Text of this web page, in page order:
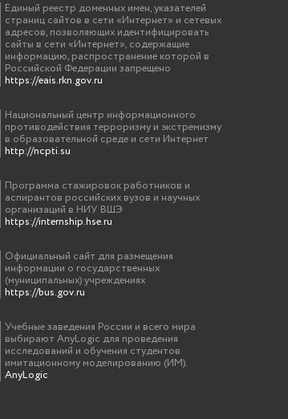
Единый реестр доменных имен, указателей
страниц сайтов в сети «Интернет» и сетевых
адресов, позволяющих идентифицировать
сайты в сети «Интернет», содержащие
информацию, распространение которой в
Российской Федерации запрещено
https://eais.rkn.gov.ru
Национальный центр информационного
противодействия терроризму и экстремизму
в образовательной среде и сети Интернет
http://ncpti.su
Программа стажировок работников и
аспирантов российских вузов и научных
организаций в НИУ ВШЭ
https://internship.hse.ru
Официальный сайт для размещения
информации о государственных
(муниципальных) учреждениях
https://bus.gov.ru
Учебные заведения России и всего мира
выбирают AnyLogic для проведения
исследований и обучения студентов
имитационному моделированию (ИМ).
AnyLogic